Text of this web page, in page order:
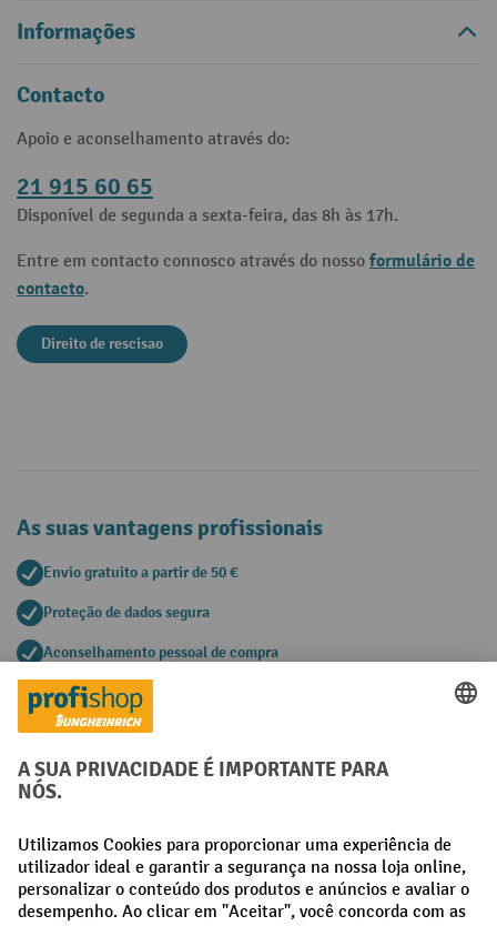
Informações
Contacto
Apoio e aconselhamento através do:
21 915 60 65
Disponível de segunda a sexta-feira, das 8h às 17h.
Entre em contacto connosco através do nosso formulário de
contacto.
Direito de rescisao
As suas vantagens profissionais
Envio gratuito a partir de 50 €
Proteção de dados segura
Aconselhamento pessoal de compra
Métodos de pagamento
Redes sociais
Facebook
LinkedIn
Instagram